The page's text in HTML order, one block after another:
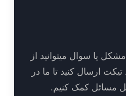
میتوانید از
کنید تا ما در
کمک کنیم.